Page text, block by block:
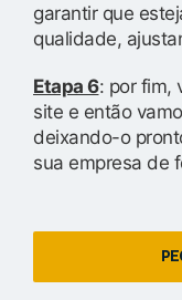
garantir que
qualidade,
Etapa 6: por fim,
site e então
deixando-o
sua empresa de